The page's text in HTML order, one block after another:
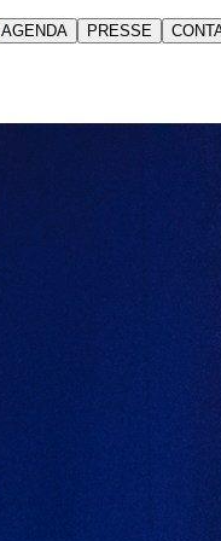
AGENDA PRESSE